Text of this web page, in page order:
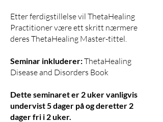
Etter ferdigstillelse vil ThetaHealing
Practitioner være ett skritt nærmere
deres ThetaHealing Master-tittel.
Seminar inkluderer:ThetaHealing
Disease and Disorders Book
Dette seminaret er 2 uker vanligvis
undervist 5 dager på og deretter 2
dager fri i 2 uker.